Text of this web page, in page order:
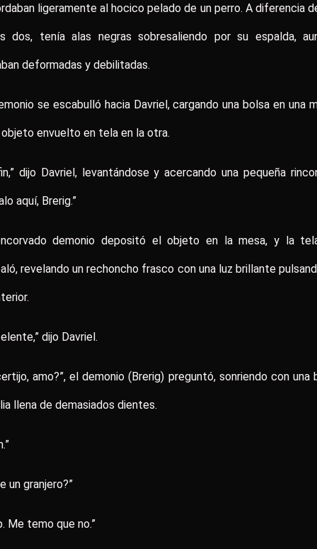
ligeramente al hocico pelado de un perro. A diferencia
dos, tenía alas negras sobresaliendo por su espalda,
deformadas y debilitadas.
se escabulló hacia Davriel, cargando una bolsa en una
objeto envuelto en tela en la otra.
dijo Davriel, levantándose y acercando una pequeña
aquí, Brerig.”
demonio depositó el objeto en la mesa, y la
revelando un rechoncho frasco con una luz brillante
dijo Davriel.
amo?”, el demonio (Brerig) preguntó, sonriendo con una
llena de demasiados dientes.
un granjero?”
Me temo que no.”